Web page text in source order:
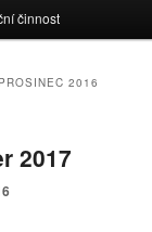
činnost
PROSINEC 2016
2017